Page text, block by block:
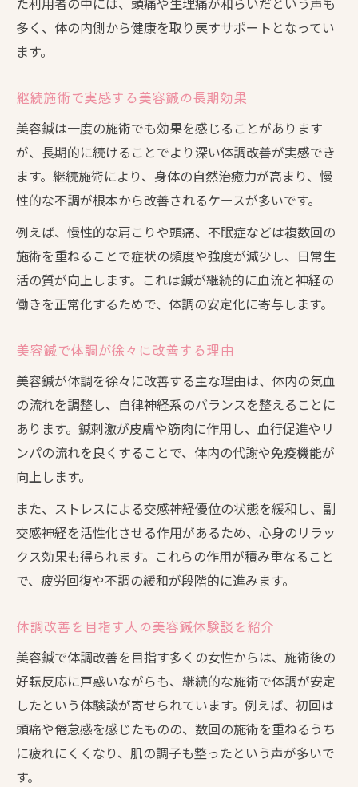
多く、体の内側から健康を取り戻すサポートとなってい
ます。
継続施術で実感する美容鍼の長期効果
美容鍼は一度の施術でも効果を感じることがあります
が、長期的に続けることでより深い体調改善が実感でき
ます。継続施術により、身体の自然治癒力が高まり、慢
性的な不調が根本から改善されるケースが多いです。
例えば、慢性的な肩こりや頭痛、不眠症などは複数回の
施術を重ねることで症状の頻度や強度が減少し、日常生
活の質が向上します。これは鍼が継続的に血流と神経の
働きを正常化するためで、体調の安定化に寄与します。
美容鍼で体調が徐々に改善する理由
美容鍼が体調を徐々に改善する主な理由は、体内の気血
の流れを調整し、自律神経系のバランスを整えることに
あります。鍼刺激が皮膚や筋肉に作用し、血行促進やリ
ンパの流れを良くすることで、体内の代謝や免疫機能が
向上します。
また、ストレスによる交感神経優位の状態を緩和し、副
交感神経を活性化させる作用があるため、心身のリラッ
クス効果も得られます。これらの作用が積み重なること
で、疲労回復や不調の緩和が段階的に進みます。
体調改善を目指す人の美容鍼体験談を紹介
美容鍼で体調改善を目指す多くの女性からは、施術後の
好転反応に戸惑いながらも、継続的な施術で体調が安定
したという体験談が寄せられています。例えば、初回は
頭痛や倦怠感を感じたものの、数回の施術を重ねるうち
に疲れにくくなり、肌の調子も整ったという声が多いで
す。